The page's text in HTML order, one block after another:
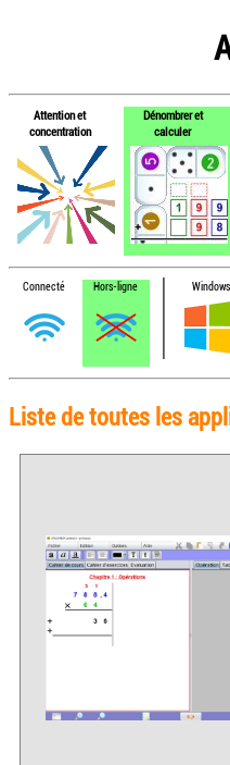
Attention et
concentration
Dénombrer et
calculer
Connecté Hors-ligne Windows
Liste de toutes les